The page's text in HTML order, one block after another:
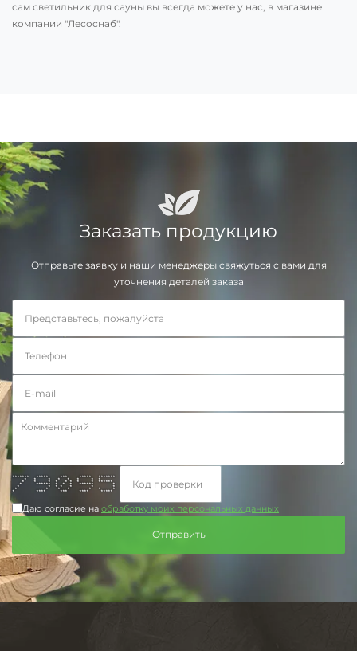
сам светильник для сауны вы всегда можете у нас, в магазине
компании "Лесоснаб".
Заказать продукцию
Отправьте заявку и наши менеджеры свяжуться с вами для
уточнения деталей заказа
******* ***** *** ***** *******
* * * * * * * *
* * * * * * * * ******
* ****** * * * ****** *
* * * * * * *
* * * * * * *
* **** *** **** *****
Даю согласие на обработку моих персональных данных